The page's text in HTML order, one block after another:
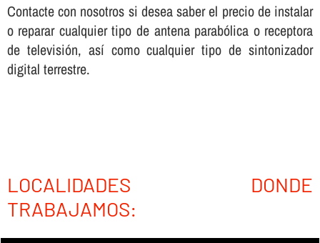
Contacte con nosotros si desea saber el precio de instalar
o reparar cualquier tipo de antena parabólica o receptora
de televisión, así­ como cualquier tipo de sintonizador
digital terrestre.
LOCALIDADES DONDE
TRABAJAMOS: